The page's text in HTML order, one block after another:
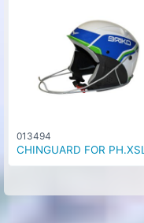
013494
CHINGUARD FOR PH.XSL